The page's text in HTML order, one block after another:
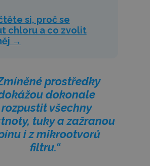
si, proč se
chloru a co zvolit
→
prostředky
dokonale
rozpustit všechny
tuky a zažranou
i z mikrootvorů
filtru.“